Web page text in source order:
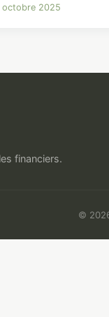
octobre 2025
financiers.
©